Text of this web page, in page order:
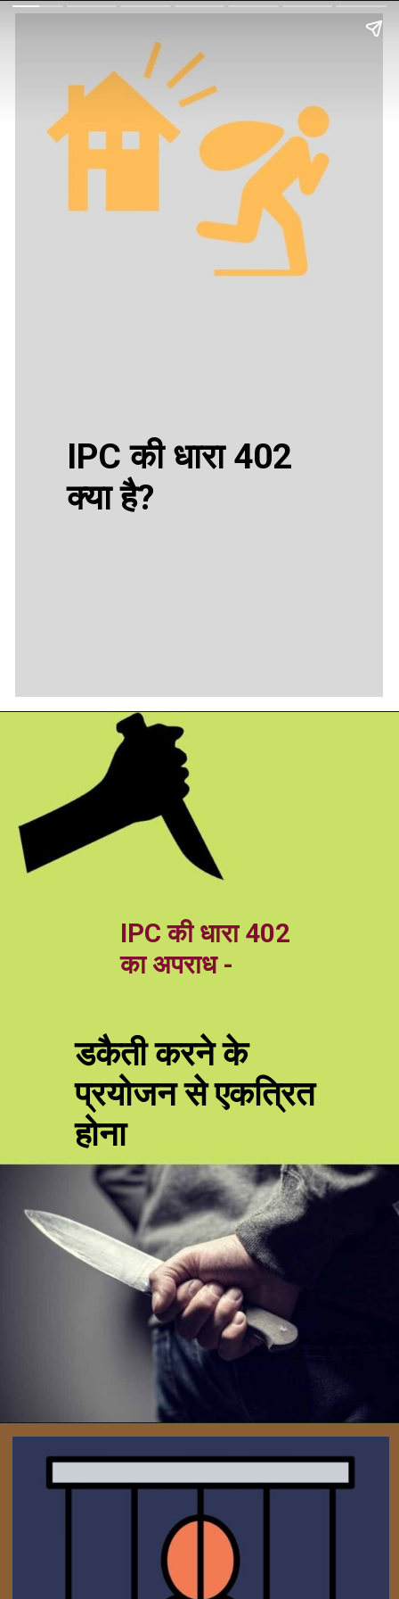
IPC की धारा 402
क्या है?
IPC की धारा 402
का अपराध -
डकैती करने के
प्रयोजन से एकत्रित
होना